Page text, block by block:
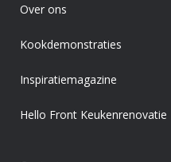
Over ons
Kookdemonstraties
Inspiratiemagazine
Hello Front Keukenrenovatie